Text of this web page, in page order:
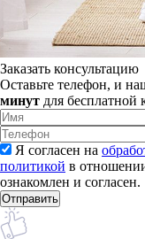
Заказать консультацию
Оставьте телефон, и
минут для бесплатной
Я согласен на
политикой в
ознакомлен и согласен.